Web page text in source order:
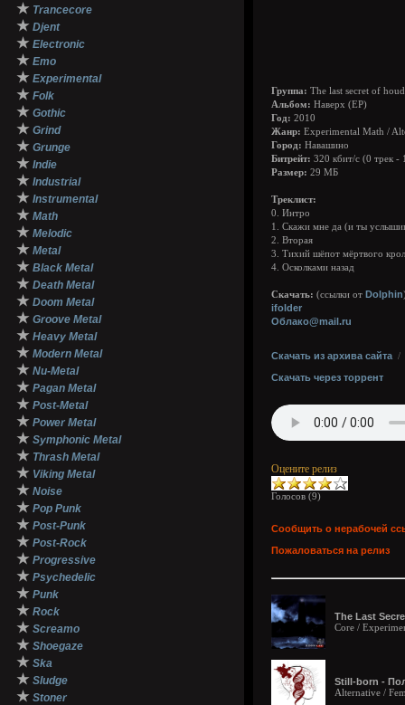
★ Trancecore
★ Djent
★ Electronic
★ Emo
★ Experimental
★ Folk
★ Gothic
★ Grind
★ Grunge
★ Indie
★ Industrial
★ Instrumental
★ Math
★ Melodic
★ Metal
★ Black Metal
★ Death Metal
★ Doom Metal
★ Groove Metal
★ Heavy Metal
★ Modern Metal
★ Nu-Metal
★ Pagan Metal
★ Post-Metal
★ Power Metal
★ Symphonic Metal
★ Thrash Metal
★ Viking Metal
★ Noise
★ Pop Punk
★ Post-Punk
★ Post-Rock
★ Progressive
★ Psychedelic
★ Punk
★ Rock
★ Screamo
★ Shoegaze
★ Ska
★ Sludge
★ Stoner
Группа: The last secret of
Альбом: Наверх (EP)
Год: 2010
Жанр: Experimental Math /
Город: Навашино
Битрейт: 320 кбит/с (0 трек -
Размер: 29 МБ
Треклист:
0. Интро
1. Скажи мне да (и ты
2. Вторая
3. Тихий шёпот мёртвого
4. Осколками назад
Скачать: (ссылки от Dolphin
ifolder
Облако@mail.ru
Скачать из архива сайта /
Скачать через торрент
Оцените релиз
Голосов (9)
Сообщить о нерабочей
Пожаловаться на релиз
The Last
Core /
Still-born -
Alternative /